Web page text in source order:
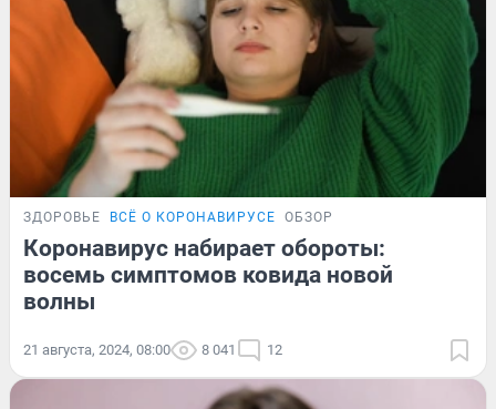
ЗДОРОВЬЕ ВСЁ О КОРОНАВИРУСЕ ОБЗОР
Коронавирус набирает обороты:
восемь симптомов ковида новой
волны
21 августа, 2024, 08:00 8 041 12